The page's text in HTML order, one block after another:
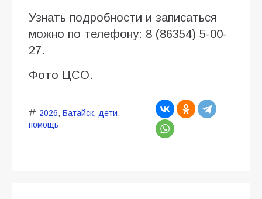
Узнать подробности и записаться
можно по телефону: 8 (86354) 5-00-
27.
Фото ЦСО.
2026, Батайск, дети,
помощь